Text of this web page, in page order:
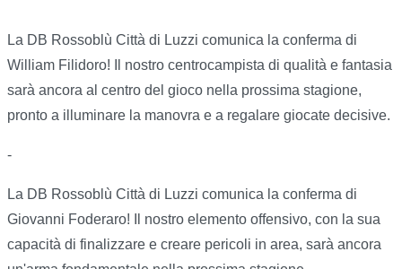
La DB Rossoblù Città di Luzzi comunica la conferma di
William Filidoro! Il nostro centrocampista di qualità e fantasia
sarà ancora al centro del gioco nella prossima stagione,
pronto a illuminare la manovra e a regalare giocate decisive.
-
La DB Rossoblù Città di Luzzi comunica la conferma di
Giovanni Foderaro! Il nostro elemento offensivo, con la sua
capacità di finalizzare e creare pericoli in area, sarà ancora